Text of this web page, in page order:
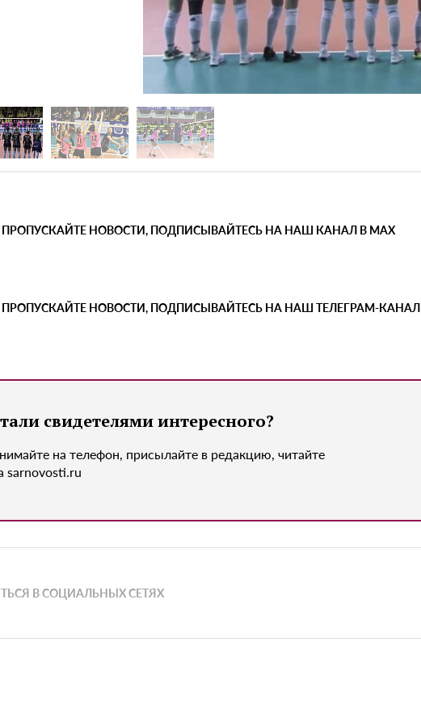
ПРОПУСКАЙТЕ НОВОСТИ, ПОДПИСЫВАЙТЕСЬ НА НАШ КАНАЛ В MAX
ПРОПУСКАЙТЕ НОВОСТИ, ПОДПИСЫВАЙТЕСЬ НА НАШ ТЕЛЕГРАМ-КАНАЛ
свидетелями интересного?
на телефон, присылайте в редакцию, читайте
sarnovosti.ru
В СОЦИАЛЬНЫХ СЕТЯХ